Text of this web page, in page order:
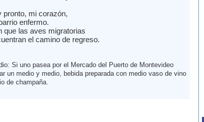
pronto, mi corazón,
enfermo.
que las aves migratorias
el camino de regreso.
Si uno pasea por el Mercado del Puerto de Montevideo
un medio y medio, bebida preparada con medio vaso de vino
de champaña.